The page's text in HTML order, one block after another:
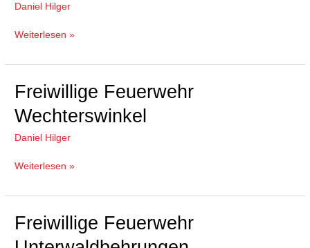
Daniel Hilger
Bastheim
Weiterlesen »
Freiwillige Feuerwehr
Wechterswinkel
Daniel Hilger
Freiwillige
Feuerwehr
Wechterswinkel
Weiterlesen »
Freiwillige Feuerwehr
Freiwillige
Feuerwehr